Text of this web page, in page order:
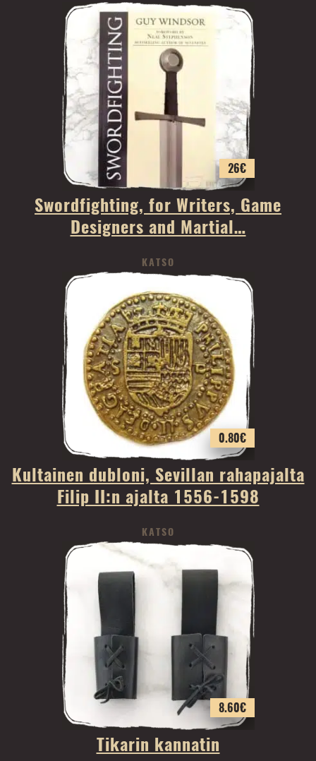
26€
Swordfighting, for Writers, Game
Designers and Martial…
KATSO
0.80€
Kultainen dubloni, Sevillan rahapajalta
Filip II:n ajalta 1556-1598
KATSO
8.60€
Tikarin kannatin